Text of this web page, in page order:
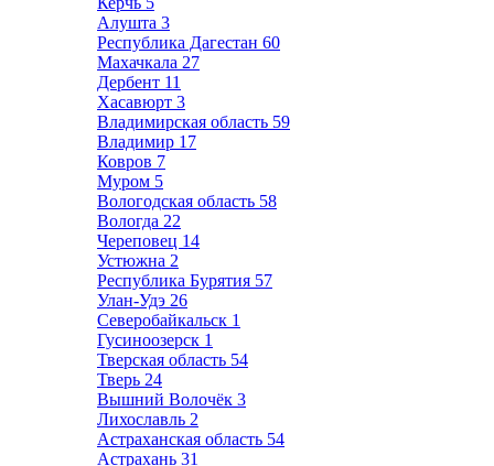
Алушта 3
Республика Дагестан 60
Махачкала 27
Дербент 11
Хасавюрт 3
Владимирская область 59
Владимир 17
Ковров 7
Муром 5
Вологодская область 58
Вологда 22
Череповец 14
Устюжна 2
Республика Бурятия 57
Улан-Удэ 26
Северобайкальск 1
Гусиноозерск 1
Тверская область 54
Тверь 24
Вышний Волочёк 3
Лихославль 2
Астраханская область 54
Астрахань 31